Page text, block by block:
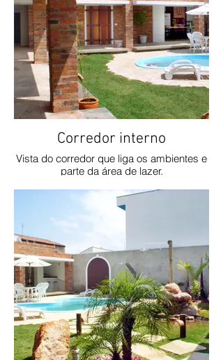
Corredor interno
Vista do corredor que liga os ambientes e
parte da área de lazer.